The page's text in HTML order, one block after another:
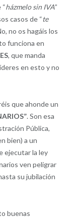
házmelo sin IVA”
casos de “te
no os hagáis los
funciona en
, que manda
en esto y no
que ahonde un
. Son esa
Pública,
bien) a un
ejecutar la ley
ven peligrar
su jubilación
buenas